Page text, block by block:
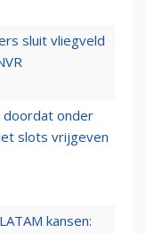
sluit vliegveld
onder
slots vrijgeven
kansen: